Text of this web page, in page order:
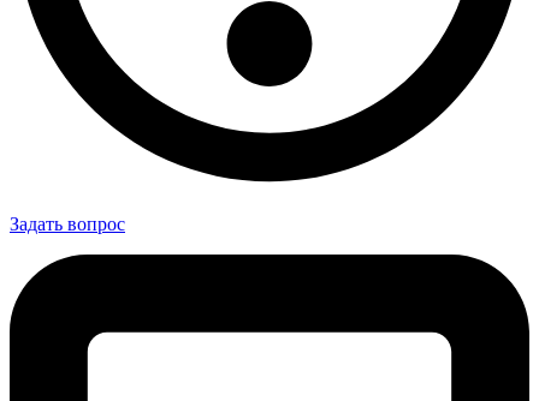
Задать вопрос